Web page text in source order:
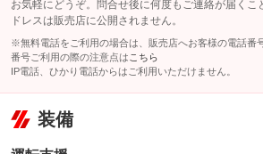
お気軽にどうぞ。問合せ後に何度もご連絡が届くこ
ドレスは販売店に公開されません。
※無料電話をご利用の場合は、販売店へお客様の電話番
番号ご利用の際の注意点は こちら
IP電話、ひかり電話からはご利用いただけません。
装備